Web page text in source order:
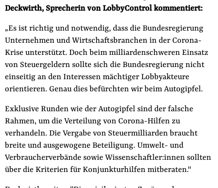
Deckwirth, Sprecherin von LobbyControl kommentiert:
„Es ist richtig und notwendig, dass die Bundesregierung
Unternehmen und Wirtschaftsbranchen in der Corona-
Krise unterstützt. Doch beim milliardenschweren Einsatz
von Steuergeldern sollte sich die Bundesregierung nicht
einseitig an den Interessen mächtiger Lobbyakteure
orientieren. Genau dies befürchten wir beim Autogipfel.
Exklusive Runden wie der Autogipfel sind der falsche
Rahmen, um die Verteilung von Corona-Hilfen zu
verhandeln. Die Vergabe von Steuermilliarden braucht
breite und ausgewogene Beteiligung. Umwelt- und
Verbraucherverbände sowie Wissenschaftler:innen sollten
über die Kriterien für Konjunkturhilfen mitberaten."